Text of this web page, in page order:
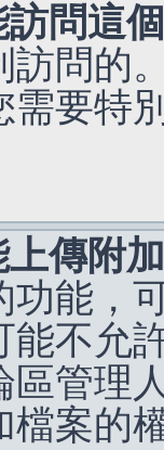
問這
訪問的
需要特
傳附
功能，
能不允
區管理
檔案的